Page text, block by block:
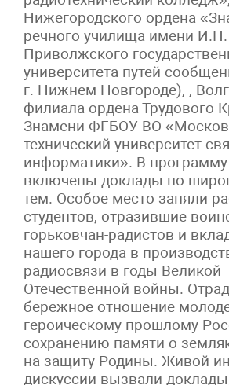
Нижегородского ордена
речного училища имени
Приволжского
университета путей
г. Нижнем Новгороде), ,
филиала ордена Трудового
Знамени ФГБОУ ВО
технический университет
информатики». В
включены доклады по
тем. Особое место заняли
студентов, отразившие
горьковчан-радистов и
нашего города в
радиосвязи в годы Великой
Отечественной войны.
бережное отношение
героическому прошлому
сохранению памяти о
на защиту Родины. Живой
дискуссии вызвали